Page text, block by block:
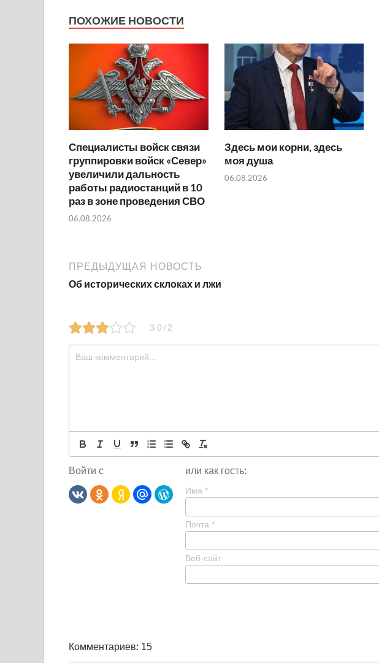
ПОХОЖИЕ НОВОСТИ
Специалисты войск связи
группировки войск «Север»
увеличили дальность
работы радиостанций в 10
раз в зоне проведения СВО
06.08.2026
Здесь мои корни, здесь
моя душа
06.08.2026
ПРЕДЫДУЩАЯ НОВОСТЬ
Об исторических склоках и лжи
3.0 / 2
Войти с или как гость:
Имя *
Почта *
Веб-сайт
Комментариев: 15